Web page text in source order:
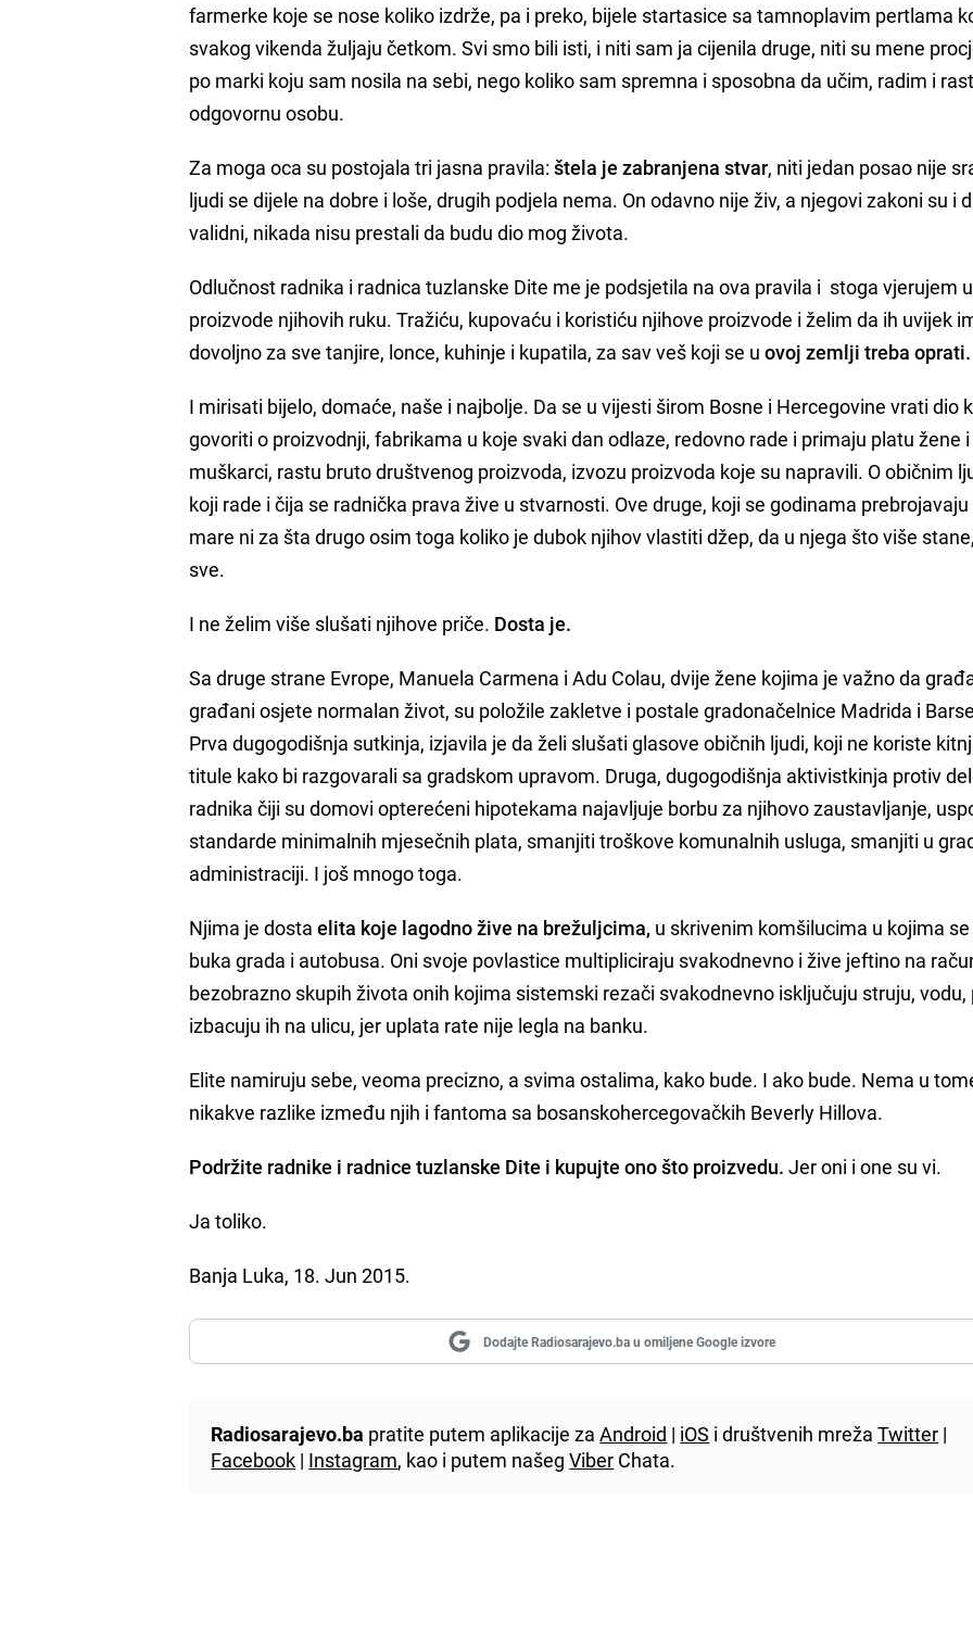
farmerke koje se nose koliko izdrže, pa i preko, bijele startasice sa tamnoplavim pertlama
svakog vikenda žuljaju četkom. Svi smo bili isti, i niti sam ja cijenila druge, niti su mene
po marki koju sam nosila na sebi, nego koliko sam spremna i sposobna da učim, radim i
odgovornu osobu.
Za moga oca su postojala tri jasna pravila: štela je zabranjena stvar, niti jedan posao nije
ljudi se dijele na dobre i loše, drugih podjela nema. On odavno nije živ, a njegovi zakoni su i
validni, nikada nisu prestali da budu dio mog života.
Odlučnost radnika i radnica tuzlanske Dite me je podsjetila na ova pravila i stoga vjerujem u
proizvode njihovih ruku. Tražiću, kupovaću i koristiću njihove proizvode i želim da ih uvijek
dovoljno za sve tanjire, lonce, kuhinje i kupatila, za sav veš koji se u ovoj zemlji treba
I mirisati bijelo, domaće, naše i najbolje. Da se u vijesti širom Bosne i Hercegovine vrati dio
govoriti o proizvodnji, fabrikama u koje svaki dan odlaze, redovno rade i primaju platu žene i
muškarci, rastu bruto društvenog proizvoda, izvozu proizvoda koje su napravili. O običnim
koji rade i čija se radnička prava žive u stvarnosti. Ove druge, koji se godinama prebrojavaju
mare ni za šta drugo osim toga koliko je dubok njihov vlastiti džep, da u njega što više
sve.
I ne želim više slušati njihove priče. Dosta je.
Sa druge strane Evrope, Manuela Carmena i Adu Colau, dvije žene kojima je važno da
građani osjete normalan život, su položile zakletve i postale gradonačelnice Madrida i
Prva dugogodišnja sutkinja, izjavila je da želi slušati glasove običnih ljudi, koji ne koriste
titule kako bi razgovarali sa gradskom upravom. Druga, dugogodišnja aktivistkinja protiv
radnika čiji su domovi opterećeni hipotekama najavljuje borbu za njihovo zaustavljanje,
standarde minimalnih mjesečnih plata, smanjiti troškove komunalnih usluga, smanjiti u
administraciji. I još mnogo toga.
Njima je dostaelita koje lagodno žive na brežuljcima, u skrivenim komšilucima u kojima
buka grada i autobusa. Oni svoje povlastice multipliciraju svakodnevno i žive jeftino na
bezobrazno skupih života onih kojima sistemski rezači svakodnevno isključuju struju, vodu,
izbacuju ih na ulicu, jer uplata rate nije legla na banku.
Elite namiruju sebe, veoma precizno, a svima ostalima, kako bude. I ako bude. Nema u
nikakve razlike između njih i fantoma sa bosanskohercegovačkih Beverly Hillova.
Podržite radnike i radnice tuzlanske Dite i kupujte ono što proizvedu. Jer oni i one su vi.
Ja toliko.
Banja Luka, 18. Jun 2015.
Dodajte Radiosarajevo.ba u omiljene Google izvore
Radiosarajevo.ba pratite putem aplikacije zaAndroid | iOS i društvenih mrežaTwitter |
Facebook | Instagram, kao i putem našegViber Chata.